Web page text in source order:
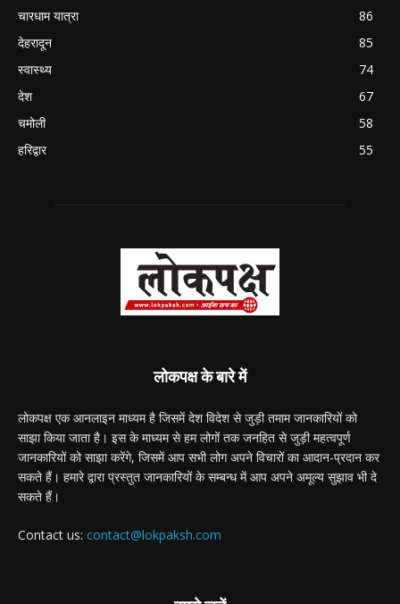
चारधाम यात्रा
86
देहरादून
85
स्वास्थ्य
74
देश
67
चमोली
58
हरिद्वार
55
लोकपक्ष के बारे में
लोकपक्ष एक आनलाइन माध्यम है जिसमें देश विदेश से जुड़ी तमाम जानकारियों को
साझा किया जाता है। इस के माध्यम से हम लोगों तक जनहित से जुड़ी महत्वपूर्ण
जानकारियों को साझा करेंगे, जिसमें आप सभी लोग अपने विचारों का आदान-प्रदान कर
सकते हैं। हमारे द्वारा प्रस्तुत जानकारियों के सम्बन्ध में आप अपने अमूल्य सुझाव भी दे
सकते हैं।
Contact us: contact@lokpaksh.com